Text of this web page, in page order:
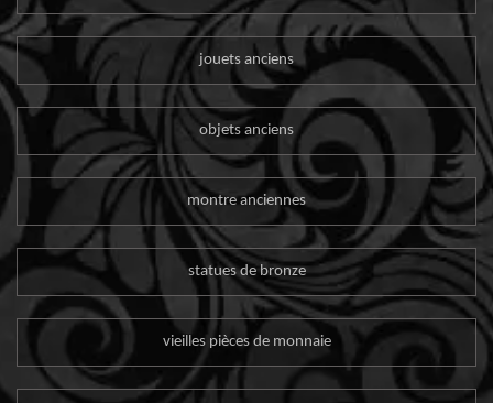
jouets anciens
objets anciens
montre anciennes
statues de bronze
vieilles pièces de monnaie